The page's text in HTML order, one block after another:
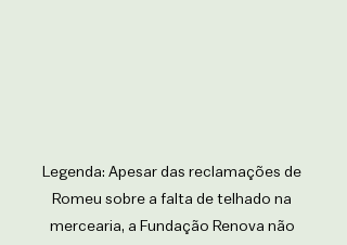
Legenda: Apesar das reclamações de
Romeu sobre a falta de telhado na
mercearia, a Fundação Renova não